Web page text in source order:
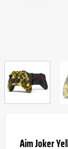
Aim Joker